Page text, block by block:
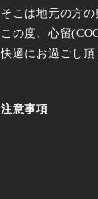
そこは地元の方
この度、心留
快適にお過ごし頂
注意事項